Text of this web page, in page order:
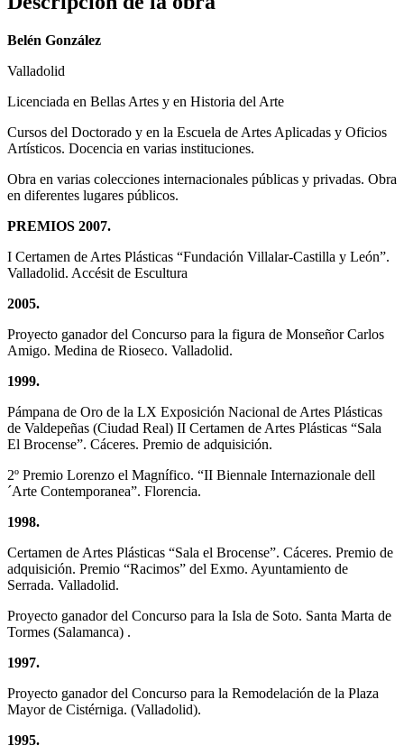
Belén González
Valladolid
Licenciada en Bellas Artes y en Historia del Arte
Cursos del Doctorado y en la Escuela de Artes Aplicadas y Oficios
Artísticos. Docencia en varias instituciones.
Obra en varias colecciones internacionales públicas y privadas. Obra
en diferentes lugares públicos.
PREMIOS 2007.
I Certamen de Artes Plásticas “Fundación Villalar-Castilla y León”.
Valladolid. Accésit de Escultura
2005.
Proyecto ganador del Concurso para la figura de Monseñor Carlos
Amigo. Medina de Rioseco. Valladolid.
1999.
Pámpana de Oro de la LX Exposición Nacional de Artes Plásticas
de Valdepeñas (Ciudad Real) II Certamen de Artes Plásticas “Sala
El Brocense”. Cáceres. Premio de adquisición.
2º Premio Lorenzo el Magnífico. “II Biennale Internazionale dell
´Arte Contemporanea”. Florencia.
1998.
Certamen de Artes Plásticas “Sala el Brocense”. Cáceres. Premio de
adquisición. Premio “Racimos” del Exmo. Ayuntamiento de
Serrada. Valladolid.
Proyecto ganador del Concurso para la Isla de Soto. Santa Marta de
Tormes (Salamanca) .
1997.
Proyecto ganador del Concurso para la Remodelación de la Plaza
Mayor de Cistérniga. (Valladolid).
1995.